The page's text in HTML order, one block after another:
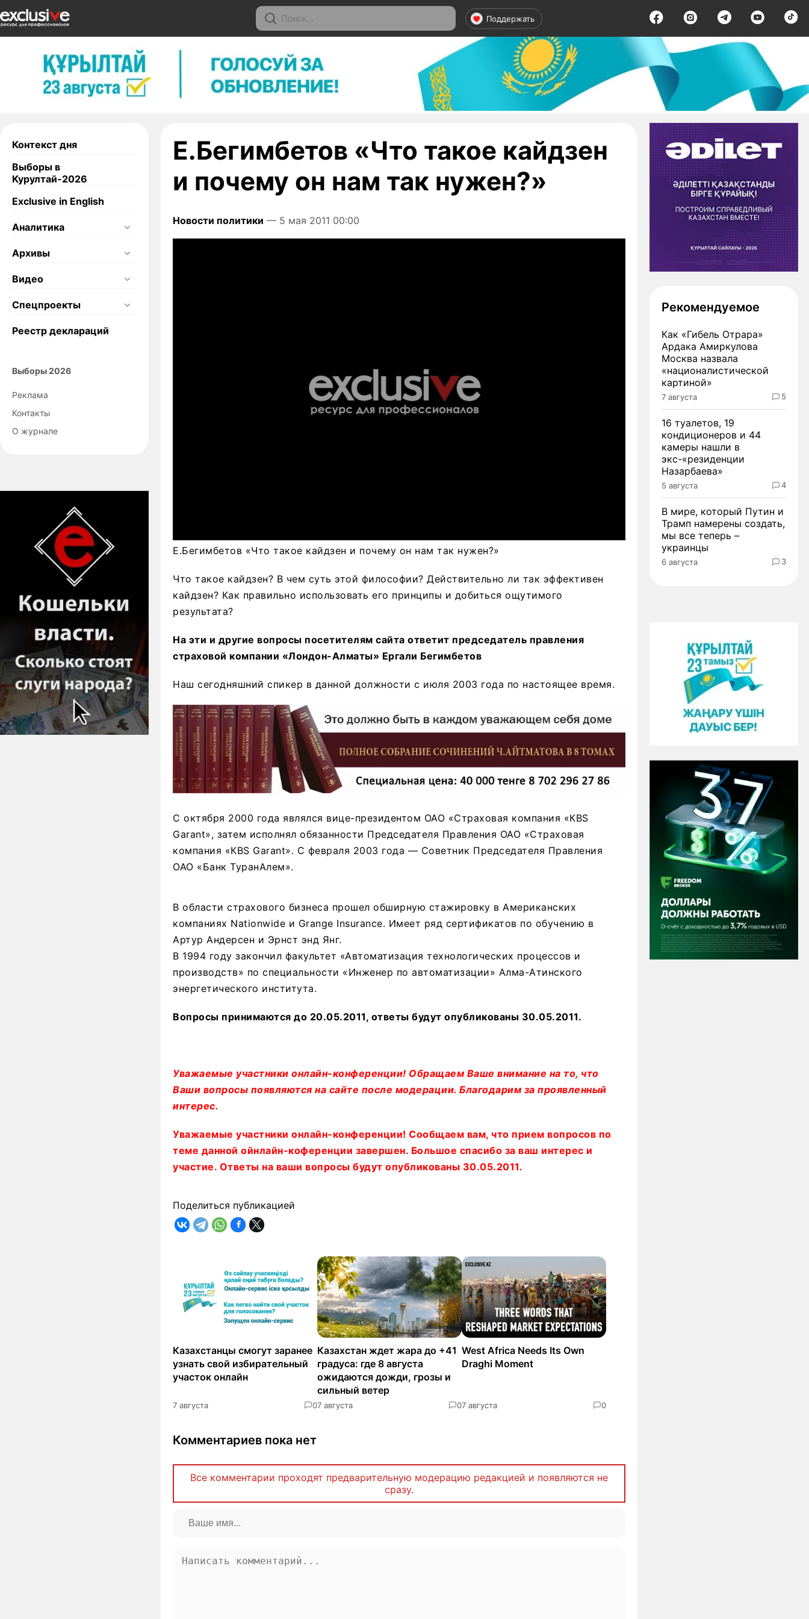
Поддержать
Контекст дня
Выборы в
Курултай-2026
Exclusive in English
Аналитика
Архивы
Видео
Спецпроекты
Реестр деклараций
Выборы 2026
Реклама
Контакты
О журнале
Е.Бегимбетов «Что такое кайдзен
и почему он нам так нужен?»
Новости политики — 5 мая 2011 00:00
Е.Бегимбетов «Что такое кайдзен и почему он нам так нужен?»
Что такое кайдзен? В чем суть этой философии? Действительно ли так эффективен
кайдзен? Как правильно использовать его принципы и добиться ощутимого
результата?
На эти и другие вопросы посетителям сайта ответит председатель правления
страховой компании «Лондон-Алматы» Ергали Бегимбетов
Наш сегодняшний спикер в данной должности с июля 2003 года по настоящее время.
С октября 2000 года являлся вице-президентом ОАО «Страховая компания «КBS
Garant», затем исполнял обязанности Председателя Правления ОАО «Страховая
компания «КBS Garant». С февраля 2003 года — Советник Председателя Правления
ОАО «Банк ТуранАлем».
В области страхового бизнеса прошел обширную стажировку в Американских
компаниях Nationwide и Grange Insurance. Имеет ряд сертификатов по обучению в
Артур Андерсен и Эрнст энд Янг.
В 1994 году закончил факультет «Автоматизация технологических процессов и
производств» по специальности «Инженер по автоматизации» Алма-Атинского
энергетического института.
Вопросы принимаются до 20.05.2011, ответы будут опубликованы 30.05.2011.
Уважаемые участники онлайн-конференции! Обращаем Ваше внимание на то, что
Ваши вопросы появляются на сайте после модерации. Благодарим за проявленный
интерес.
Уважаемые участники онлайн-конференции! Сообщаем вам, что прием вопросов по
теме данной ойнлайн-коференции завершен. Большое спасибо за ваш интерес и
участие. Ответы на ваши вопросы будут опубликованы 30.05.2011.
Поделиться публикацией
Казахстанцы смогут заранее
узнать свой избирательный
участок онлайн
7 августа 0
Казахстан ждет жара до +41
градуса: где 8 августа
ожидаются дожди, грозы и
сильный ветер
7 августа 0
West Africa Needs Its Own
Draghi Moment
7 августа 0
Комментариев пока нет
Все комментарии проходят предварительную модерацию редакцией и появляются не
сразу.
Рекомендуемое
Как «Гибель Отрара»
Ардака Амиркулова
Москва назвала
«националистической
картиной»
7 августа 5
16 туалетов, 19
кондиционеров и 44
камеры нашли в
экс-«резиденции
Назарбаева»
5 августа 4
В мире, который Путин и
Трамп намерены создать,
мы все теперь –
украинцы
6 августа 3